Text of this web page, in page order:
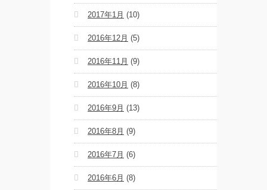
2017年1月 (10)
2016年12月 (5)
2016年11月 (9)
2016年10月 (8)
2016年9月 (13)
2016年8月 (9)
2016年7月 (6)
2016年6月 (8)